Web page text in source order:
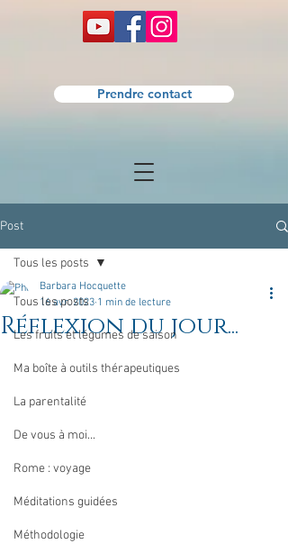
Prendre contact
Post
Tous les posts
Les fruits et légumes de saison
Ma boîte à outils thérapeutiques
La parentalité
De vous à moi...
Rome : voyage
Méditations guidées
Méthodologie
Tous les posts
Réflexion du jour...
Barbara Hocquette
16 avr. 2023 1 min de lecture